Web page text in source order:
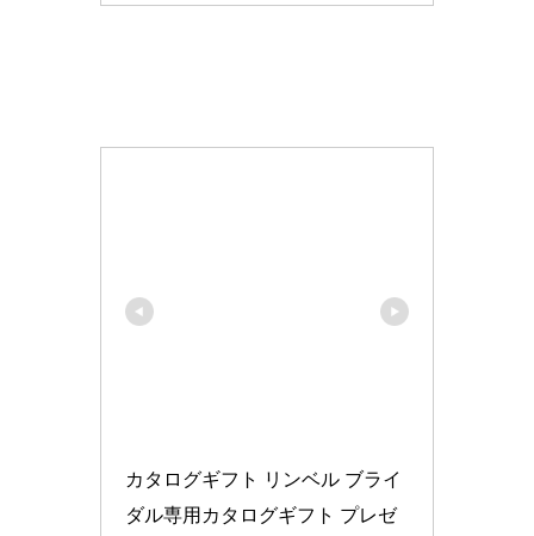
カタログギフト リンベル ブライ
ダル専用カタログギフト プレゼ